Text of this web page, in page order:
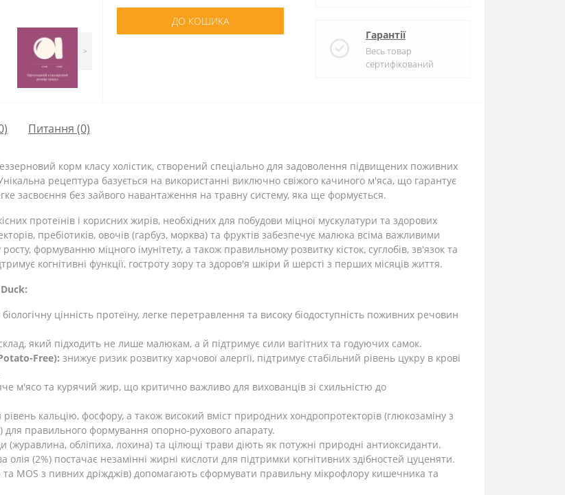
>
ДО КОШИКА
Гарантії
Весь товар
сертифікований
Питання (0)
корм класу холістик, створений спеціально для задоволення підвищених поживних
рецептура базується на використанні виключно свіжого качиного м'яса, що гарантує
засвоєння без зайвого навантаження на травну систему, яка ще формується.
протеїнів і корисних жирів, необхідних для побудови міцної мускулатури та здорових
пребіотиків, овочів (гарбуз, морква) та фруктів забезпечує малюка всіма важливими
формуванню міцного імунітету, а також правильному розвитку кісток, суглобів, зв'язок та
когнітивні функції, гостроту зору та здоров'я шкіри й шерсті з перших місяців життя.
цінність протеїну, легке перетравлення та високу біодоступність поживних речовин
який підходить не лише малюкам, а й підтримує сили вагітних та годуючих самок.
Free): знижує ризик розвитку харчової алергії, підтримує стабільний рівень цукру в крові
м'ясо та курячий жир, що критично важливо для вихованців зі схильністю до
кальцію, фосфору, а також високий вміст природних хондропротекторів (глюкозаміну з
для правильного формування опорно-рухового апарату.
(журавлина, обліпиха, лохина) та цілющі трави діють як потужні природні антиоксиданти.
олія (2%) постачає незамінні жирні кислоти для підтримки когнітивних здібностей цуценяти.
та MOS з пивних дріжджів) допомагають сформувати правильну мікрофлору кишечника та